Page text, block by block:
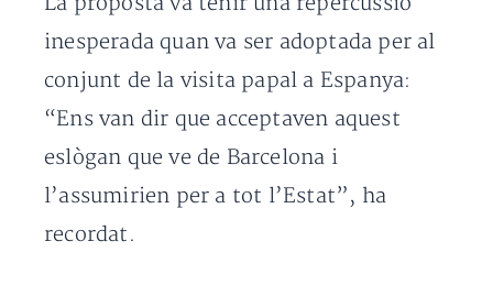
inesperada quan va ser adoptada per al
conjunt de la visita papal a Espanya:
“Ens van dir que acceptaven aquest
eslògan que ve de Barcelona i
l’assumirien per a tot l’Estat”, ha
recordat.